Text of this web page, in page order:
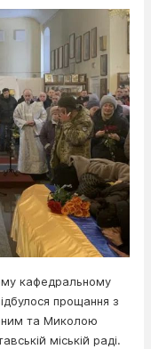
кафедральному
прощання з
та Миколою
міській раді.